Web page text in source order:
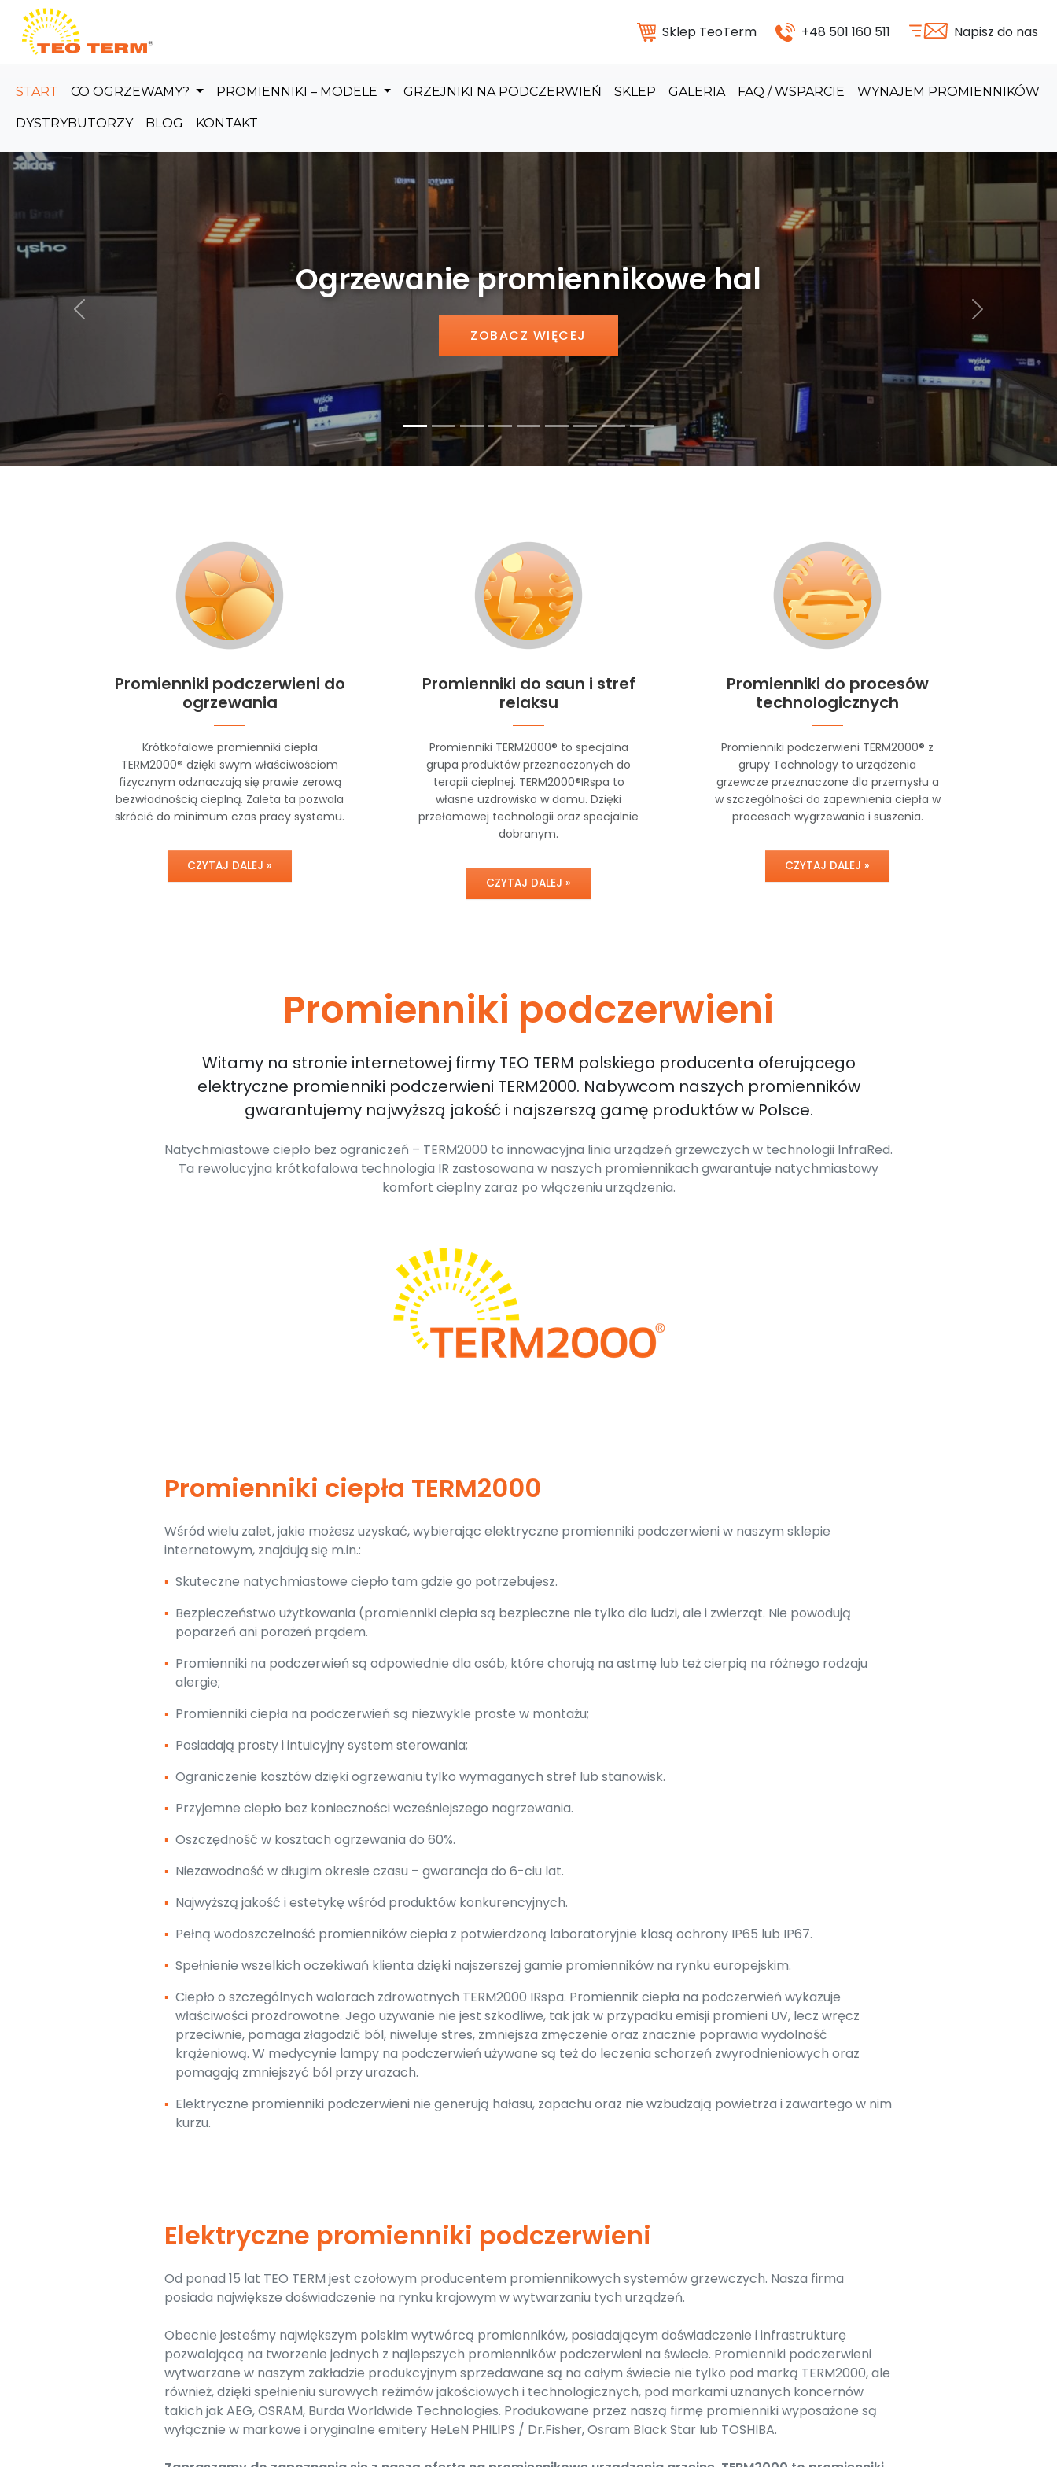
Skip to main content
Sklep TeoTerm
+48 501 160 511 Napisz do nas
START CO OGRZEWAMY? PROMIENNIKI – MODELE GRZEJNIKI NA PODCZERWIEŃ SKLEP GALERIA FAQ / WSPARCIE WYNAJEM PROMIENNIKÓW
DYSTRYBUTORZY BLOG KONTAKT
Ogrzewanie promiennikowe hal produkcyjnych
ZOBACZ WIĘCEJ
Poprzedni Następny
Promienniki podczerwieni do
ogrzewania
Krótkofalowe promienniki ciepła
TERM2000® dzięki swym właściwościom
fizycznym odznaczają się prawie zerową
bezwładnością cieplną. Zaleta ta pozwala
skrócić do minimum czas pracy systemu.
CZYTAJ DALEJ »
Promienniki do saun i stref
relaksu
Promienniki TERM2000® to specjalna
grupa produktów przeznaczonych do
terapii cieplnej. TERM2000®IRspa to
własne uzdrowisko w domu. Dzięki
przełomowej technologii oraz specjalnie
dobranym.
CZYTAJ DALEJ »
Promienniki do procesów
technologicznych
Promienniki podczerwieni TERM2000® z
grupy Technology to urządzenia
grzewcze przeznaczone dla przemysłu a
w szczególności do zapewnienia ciepła w
procesach wygrzewania i suszenia.
CZYTAJ DALEJ »
Promienniki podczerwieni
Witamy na stronie internetowej firmy TEO TERM polskiego producenta oferującego
elektryczne promienniki podczerwieni TERM2000. Nabywcom naszych promienników
gwarantujemy najwyższą jakość i najszerszą gamę produktów w Polsce.
Natychmiastowe ciepło bez ograniczeń – TERM2000 to innowacyjna linia urządzeń grzewczych w technologii InfraRed.
Ta rewolucyjna krótkofalowa technologia IR zastosowana w naszych promiennikach gwarantuje natychmiastowy
komfort cieplny zaraz po włączeniu urządzenia.
Promienniki ciepła TERM2000
Wśród wielu zalet, jakie możesz uzyskać, wybierając elektryczne promienniki podczerwieni w naszym sklepie
internetowym, znajdują się m.in.:
▪ Skuteczne natychmiastowe ciepło tam gdzie go potrzebujesz.
▪ Bezpieczeństwo użytkowania (promienniki ciepła są bezpieczne nie tylko dla ludzi, ale i zwierząt. Nie powodują
poparzeń ani porażeń prądem.
▪ Promienniki na podczerwień są odpowiednie dla osób, które chorują na astmę lub też cierpią na różnego rodzaju
alergie;
▪ Promienniki ciepła na podczerwień są niezwykle proste w montażu;
▪ Posiadają prosty i intuicyjny system sterowania;
▪ Ograniczenie kosztów dzięki ogrzewaniu tylko wymaganych stref lub stanowisk.
▪ Przyjemne ciepło bez konieczności wcześniejszego nagrzewania.
▪ Oszczędność w kosztach ogrzewania do 60%.
▪ Niezawodność w długim okresie czasu – gwarancja do 6-ciu lat.
▪ Najwyższą jakość i estetykę wśród produktów konkurencyjnych.
▪ Pełną wodoszczelność promienników ciepła z potwierdzoną laboratoryjnie klasą ochrony IP65 lub IP67.
▪ Spełnienie wszelkich oczekiwań klienta dzięki najszerszej gamie promienników na rynku europejskim.
▪ Ciepło o szczególnych walorach zdrowotnych TERM2000 IRspa. Promiennik ciepła na podczerwień wykazuje
właściwości prozdrowotne. Jego używanie nie jest szkodliwe, tak jak w przypadku emisji promieni UV, lecz wręcz
przeciwnie, pomaga złagodzić ból, niweluje stres, zmniejsza zmęczenie oraz znacznie poprawia wydolność
krążeniową. W medycynie lampy na podczerwień używane są też do leczenia schorzeń zwyrodnieniowych oraz
pomagają zmniejszyć ból przy urazach.
▪ Elektryczne promienniki podczerwieni nie generują hałasu, zapachu oraz nie wzbudzają powietrza i zawartego w nim
kurzu.
Elektryczne promienniki podczerwieni
Od ponad 15 lat TEO TERM jest czołowym producentem promiennikowych systemów grzewczych. Nasza firma
posiada największe doświadczenie na rynku krajowym w wytwarzaniu tych urządzeń.
Obecnie jesteśmy największym polskim wytwórcą promienników, posiadającym doświadczenie i infrastrukturę
pozwalającą na tworzenie jednych z najlepszych promienników podczerwieni na świecie. Promienniki podczerwieni
wytwarzane w naszym zakładzie produkcyjnym sprzedawane są na całym świecie nie tylko pod marką TERM2000, ale
również, dzięki spełnieniu surowych reżimów jakościowych i technologicznych, pod markami uznanych koncernów
takich jak AEG, OSRAM, Burda Worldwide Technologies. Produkowane przez naszą firmę promienniki wyposażone są
wyłącznie w markowe i oryginalne emitery HeLeN PHILIPS / Dr.Fisher, Osram Black Star lub TOSHIBA.